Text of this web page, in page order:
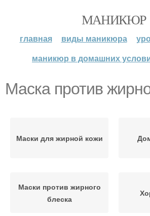
МАНИКЮР
главная виды маникюра
маникюр в домашних
Маска против
Маски для жирной кожи
Маски против жирного
блеска